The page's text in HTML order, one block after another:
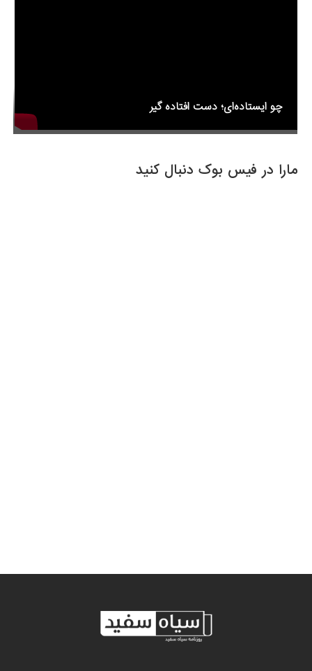
چو ایستاده‌ای؛ دست افتاده گیر
مارا در فیس بوک دنبال کنید